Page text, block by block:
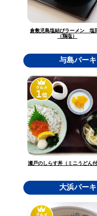
倉敷児島塩結びラーメン 塩
（鶏塩）
与島パー
瀬戸のしらす丼（ミニうどん付
大浜パー